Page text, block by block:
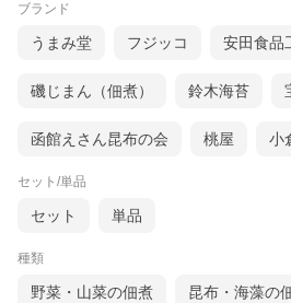
ブランド
うまみ堂 フジッコ 安田食品
磯じまん（佃煮） 鈴木海苔
函館えさん昆布の会 桃屋 小
セット/単品
セット 単品
種類
野菜・山菜の佃煮 昆布・海藻の